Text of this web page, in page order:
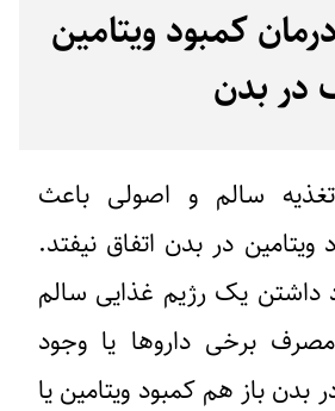
کمبود ویتامین
در بدن
سالم و اصولی باعث
در بدن اتفاق نیفتد.
داشتن یک رژیم غذایی سالم
برخی داروها یا وجود
بدن باز هم کمبود ویتامین یا